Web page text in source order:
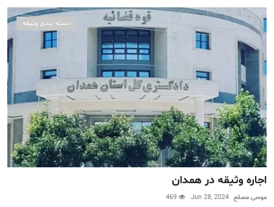
دسته بندی وثیقه
اجاره وثیقه در همدان
موسی مصلح Jun 28, 2024